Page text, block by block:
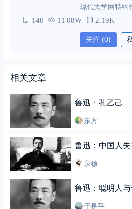
现代大学网特约
140 11.08W 2.19K
关注 (0)
相关文章
鲁迅：孔乙己
东方
鲁迅：中国人
泉穆
鲁迅：聪明人
于是乎